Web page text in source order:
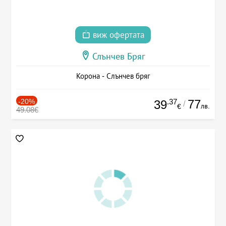
виж офертата
Слънчев Бряг
Корона - Слънчев бряг
-20%
49.08€ 39.37
€ / 77лв.